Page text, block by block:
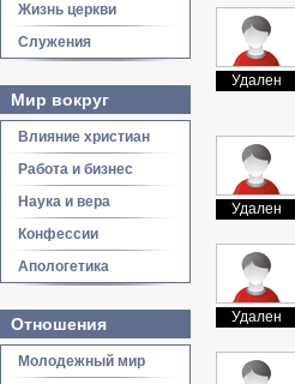
Жизнь церкви
Служения
Мир вокруг
Влияние христиан
Работа и бизнес
Наука и вера
Конфессии
Апологетика
Отношения
Молодежный мир
Удален
Удален
Удален